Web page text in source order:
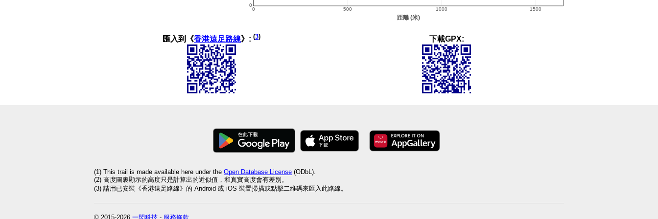
匯入到《香港遠足路線》: (3) 下載GPX:
(1) This trail is made available here under the Open Database License (ODbL).
(2) 高度圖裏顯示的高度只是計算出的近似值，和真實高度會有差別。
(3) 請用已安裝《香港遠足路線》的 Android 或 iOS 裝置掃描或點擊二維碼來匯入此路線。
© 2015-2026 一閃科技 - 服務條款